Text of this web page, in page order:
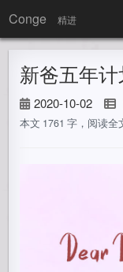
Conge 精进
新爸五年
2020-10-02
本文 1761 字，阅读全